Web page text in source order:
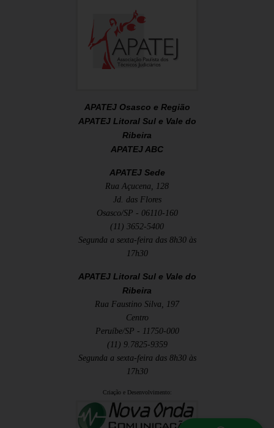
APATEJ Osasco e Região
APATEJ Litoral Sul e Vale do
Ribeira
APATEJ ABC
APATEJ Sede
Rua Açucena, 128
Jd. das Flores
Osasco/SP - 06110-160
(11) 3652-5400
Segunda a sexta-feira das 8h30 às
17h30
APATEJ Litoral Sul e Vale do
Ribeira
Rua Faustino Silva, 197
Centro
Peruíbe/SP - 11750-000
(11) 9.7825-9359
Segunda a sexta-feira das 8h30 às
17h30
Criação e Desenvolvimento: